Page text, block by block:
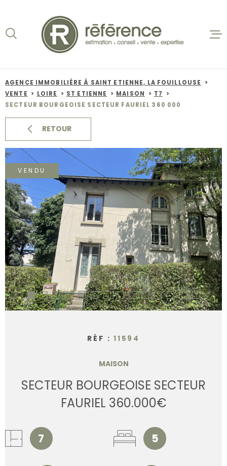
la
recherche
menu
principal
contenu
ACCUEIL
VENTES
NOS
ALERTE
CONTACT
AGENCE IMMOBILIÈRE À SAINT ETIENNE, LA FOUILLOUSE
VENTE
LOIRE ST ETIENNE MAISON
T7
SECTEUR BOURGEOISE SECTEUR FAURIEL 360 000
RETOUR
VENDU
RÉF :11594
MAISON
SECTEUR BOURGEOISE SECTEUR
FAURIEL 360.000€
7 5